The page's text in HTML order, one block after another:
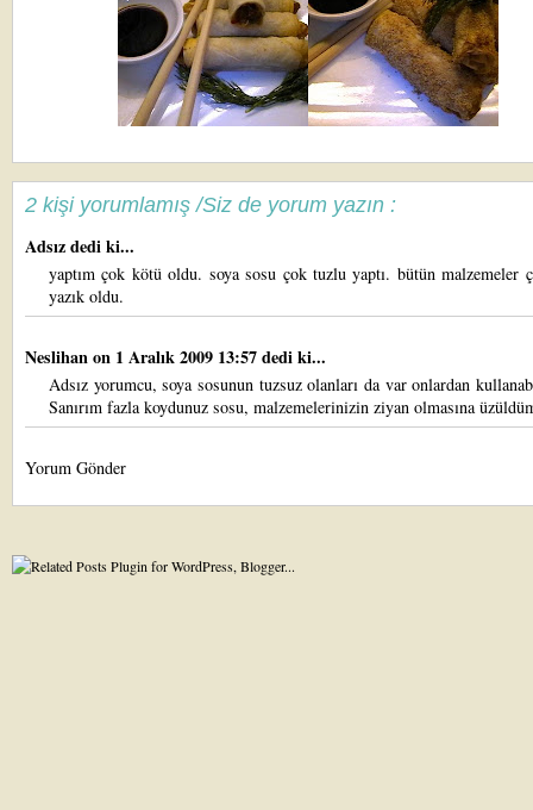
2 kişi yorumlamış /Siz de yorum yazın :
Adsız dedi ki...
yaptım çok kötü oldu. soya sosu çok tuzlu yaptı. bütün malzemeler
yazık oldu.
Neslihanon 1 Aralık 2009 13:57 dedi ki...
Adsız yorumcu, soya sosunun tuzsuz olanları da var onlardan
Sanırım fazla koydunuz sosu, malzemelerinizin ziyan olmasına
Yorum Gönder